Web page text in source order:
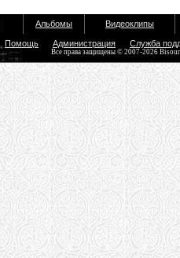
Альбомы Видеоклипы
Помощь Администрация Служба
Все права защищены © 2007-2026